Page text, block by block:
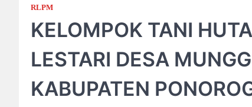
RLPM
KELOMPOK TANI
LESTARI DESA
KABUPATEN